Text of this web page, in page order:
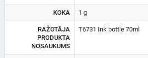
KOKA 1 g
RAŽOTĀJA
PRODUKTA
NOSAUKUMS
T6731 Ink bottle 70ml